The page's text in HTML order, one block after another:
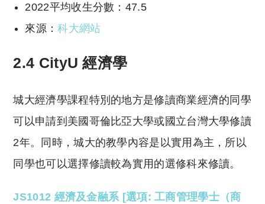
2022平均收生分數：47.5
來源：科大網站
2.4 CityU 經濟學
城大經濟學課程特別的地方是修讀商業經濟的同學
可以申請到美國哥倫比亞大學或國立台灣大學修讀
2年。同時，城大的教學內容是以實用為主，所以
同學也可以選擇修讀較為實用的選修科來修讀。
JS1012 經濟及金融系 [選項: 工商管理學士（商